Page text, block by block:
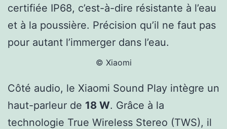
certifiée IP68, c’est-à-dire résistante à l’eau
et à la poussière. Précision qu’il ne faut pas
pour autant l’immerger dans l’eau.
© Xiaomi
Côté audio, le Xiaomi Sound Play intègre un
haut-parleur de 18 W. Grâce à la
technologie True Wireless Stereo (TWS), il